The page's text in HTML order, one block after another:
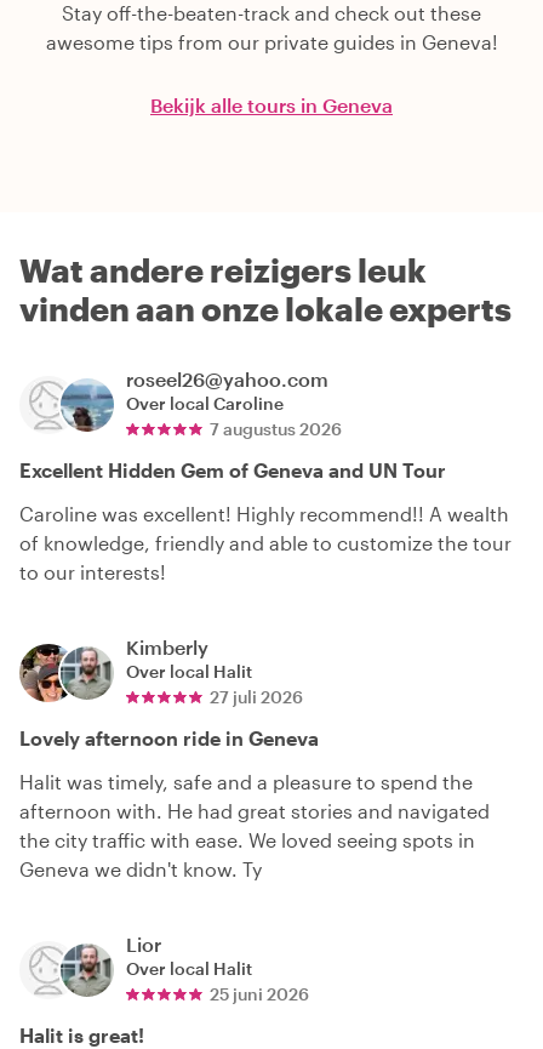
Stay off-the-beaten-track and check out these
awesome tips from our private guides in Geneva!
Bekijk alle tours in Geneva
Wat andere reizigers leuk
vinden aan onze lokale experts
roseel26@yahoo.com
Over local Caroline
7 augustus 2026
Excellent Hidden Gem of Geneva and UN Tour
Caroline was excellent! Highly recommend!! A wealth
of knowledge, friendly and able to customize the tour
to our interests!
Kimberly
Over local Halit
27 juli 2026
Lovely afternoon ride in Geneva
Halit was timely, safe and a pleasure to spend the
afternoon with. He had great stories and navigated
the city traffic with ease. We loved seeing spots in
Geneva we didn't know. Ty
Lior
Over local Halit
25 juni 2026
Halit is great!